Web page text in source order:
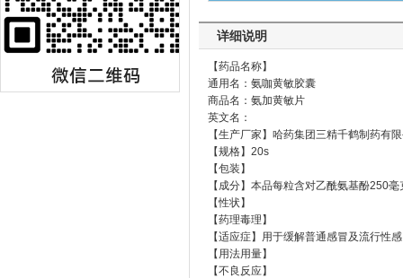
详细说明
【药品名称】
通用名：氨咖黄敏胶囊
商品名：氨加黄敏片
英文名：
【生产厂家】哈药集团三精千鹤制药有
【规格】20s
【包装】
【成分】本品每粒含对乙酰氨基酚250
【性状】
【药理毒理】
【适应症】用于缓解普通感冒及流行性
【用法用量】
【不良反应】